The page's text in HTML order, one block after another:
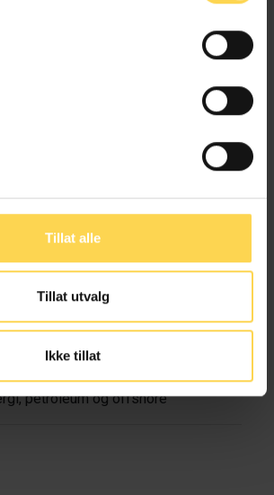
Tillat alle
Tillat utvalg
Ikke tillat
petroleum og offshore